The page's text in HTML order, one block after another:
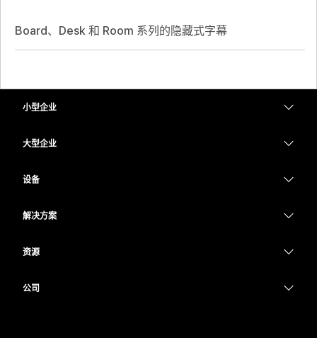
Board、Desk 和 Room 系列的隐藏式字幕
小型企业
大型企业
设备
解决方案
资源
公司